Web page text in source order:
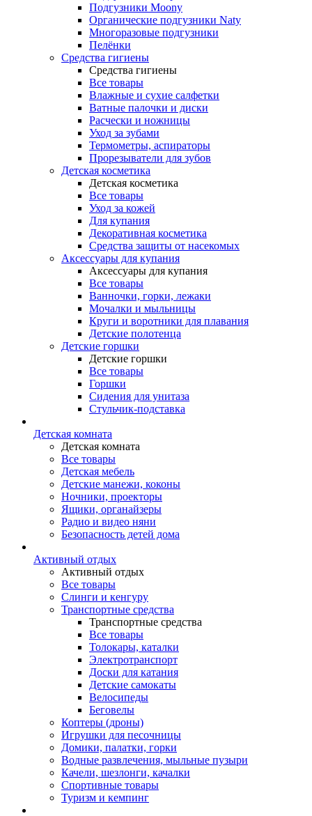
Подгузники Moony
Органические подгузники Naty
Многоразовые подгузники
Пелёнки
Средства гигиены
Средства гигиены
Все товары
Влажные и сухие салфетки
Ватные палочки и диски
Расчески и ножницы
Уход за зубами
Термометры, аспираторы
Прорезыватели для зубов
Детская косметика
Детская косметика
Все товары
Уход за кожей
Для купания
Декоративная косметика
Средства защиты от насекомых
Аксессуары для купания
Аксессуары для купания
Все товары
Ванночки, горки, лежаки
Мочалки и мыльницы
Круги и воротники для плавания
Детские полотенца
Детские горшки
Детские горшки
Все товары
Горшки
Сидения для унитаза
Стульчик-подставка
Детская комната
Детская комната
Все товары
Детская мебель
Детские манежи, коконы
Ночники, проекторы
Ящики, органайзеры
Радио и видео няни
Безопасность детей дома
Активный отдых
Активный отдых
Все товары
Слинги и кенгуру
Транспортные средства
Транспортные средства
Все товары
Толокары, каталки
Электротранспорт
Доски для катания
Детские самокаты
Велосипеды
Беговелы
Коптеры (дроны)
Игрушки для песочницы
Домики, палатки, горки
Водные развлечения, мыльные пузыри
Качели, шезлонги, качалки
Спортивные товары
Туризм и кемпинг